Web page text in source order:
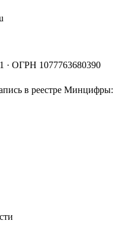
· ОГРН 1077763680390
в реестре Минцифры: